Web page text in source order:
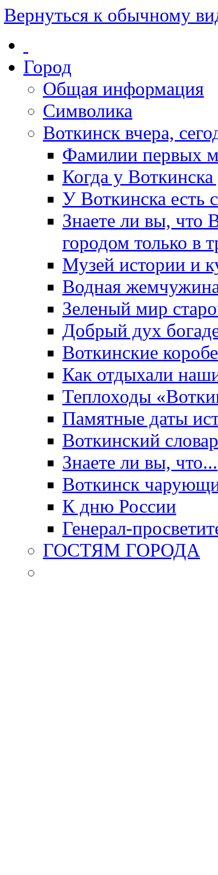
Вернуться к обычному
Город
Общая информация
Символика
Воткинск вчера,
Фамилии первых
Когда у
У Воткинска есть
Знаете ли вы, что
городом только в
Музей истории и
Водная
Зеленый мир
Добрый дух
Воткинские
Как отдыхали
Теплоходы
Памятные даты
Воткинский
Знаете ли вы, что...
Воткинск
К дню России
Генерал-
ГОСТЯМ ГОРОДА